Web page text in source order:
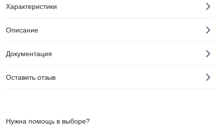
Характеристики
Описание
Документация
Оставить отзыв
Нужна помощь в выборе?